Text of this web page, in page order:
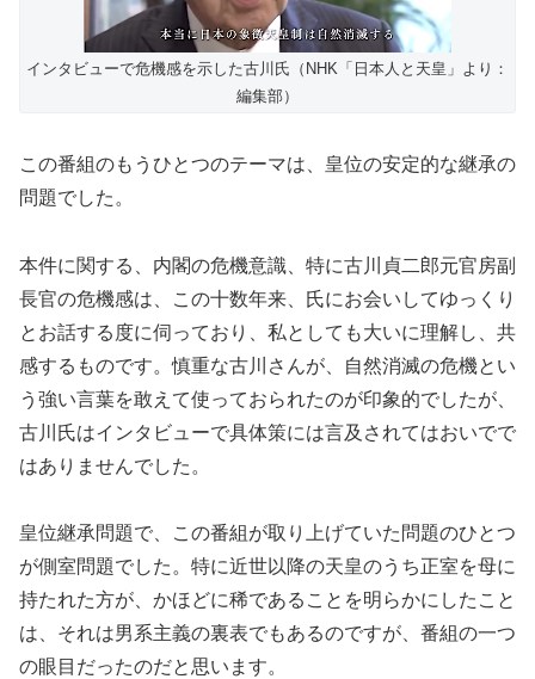
インタビューで危機感を示した古川氏（NHK「日本人と天皇」より：
編集部）
この番組のもうひとつのテーマは、皇位の安定的な継承の
問題でした。
本件に関する、内閣の危機意識、特に古川貞二郎元官房副
長官の危機感は、この十数年来、氏にお会いしてゆっくり
とお話する度に伺っており、私としても大いに理解し、共
感するものです。慎重な古川さんが、自然消滅の危機とい
う強い言葉を敢えて使っておられたのが印象的でしたが、
古川氏はインタビューで具体策には言及されてはおいでで
はありませんでした。
皇位継承問題で、この番組が取り上げていた問題のひとつ
が側室問題でした。特に近世以降の天皇のうち正室を母に
持たれた方が、かほどに稀であることを明らかにしたこと
は、それは男系主義の裏表でもあるのですが、番組の一つ
の眼目だったのだと思います。